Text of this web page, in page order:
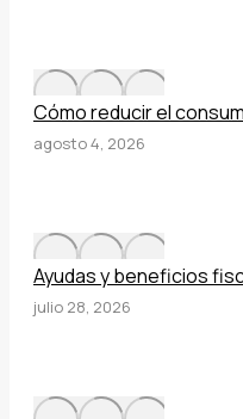
Cómo reducir el
agosto 4, 2026
Ayudas y beneficios
julio 28, 2026